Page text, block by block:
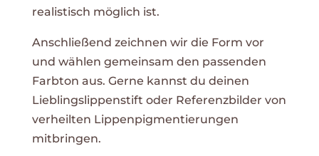
realistisch möglich ist.
Anschließend zeichnen wir die Form vor
und wählen gemeinsam den passenden
Farbton aus. Gerne kannst du deinen
Lieblingslippenstift oder Referenzbilder von
verheilten Lippenpigmentierungen
mitbringen.